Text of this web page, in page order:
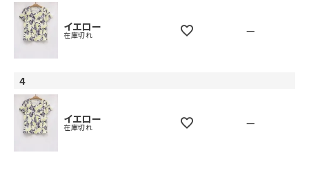
イエロー
在庫切れ —
4
イエロー
在庫切れ —